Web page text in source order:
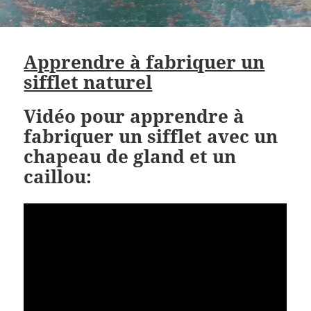
Apprendre à fabriquer un
sifflet naturel
Vidéo pour apprendre à
fabriquer un sifflet avec un
chapeau de gland et un
caillou: